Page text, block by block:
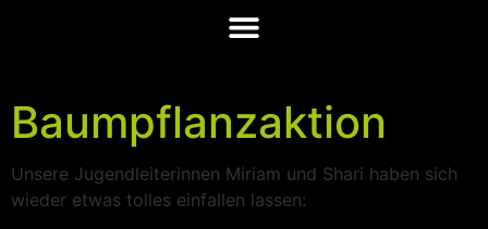
Baumpflanzaktion
Unsere Jugendleiterinnen Miriam und Shari haben sich
wieder etwas tolles einfallen lassen: